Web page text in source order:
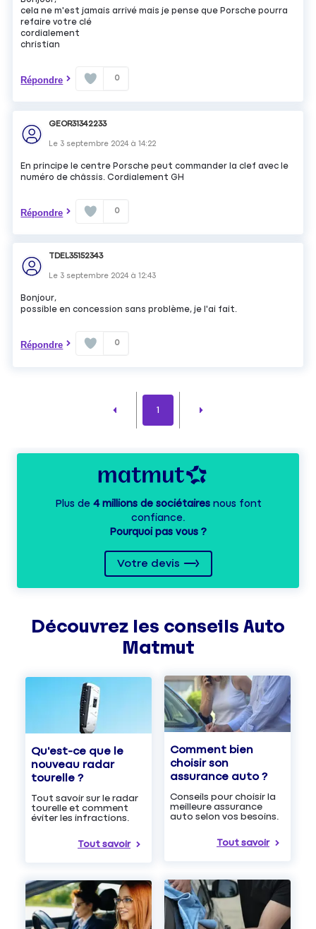
cela ne m'est jamais arrivé mais je pense que Porsche pourra
refaire votre clé
cordialement
christian
Répondre 0
GEOR31342233
Le 3 septembre 2024 à14:22
En principe le centre Porsche peut commander la clef avec le
numéro de châssis. Cordialement GH
Répondre 0
TDEL35152343
Le 3 septembre 2024 à12:43
Bonjour,
possible en concession sans problème, je l'ai fait.
Répondre 0
1
Plus de 4 millions de sociétairesnous font
confiance.
Pourquoi pas vous ?
Votre devis
Découvrez les conseils Auto
Matmut
Qu'est-ce que le
nouveau radar
tourelle ?
Tout savoir sur le radar
tourelle et comment
éviter les infractions.
Tout savoir
Comment bien
choisir son
assurance auto ?
Conseils pour choisir la
meilleure assurance
auto selon vos besoins.
Tout savoir